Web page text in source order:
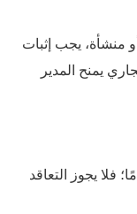
منشأة، يجب إثبات
يمنح المدير
فلا يجوز التعاقد